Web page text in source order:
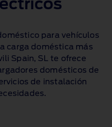
para vehículos
carga doméstica más
Spain, SL te ofrece
domésticos de
de instalación